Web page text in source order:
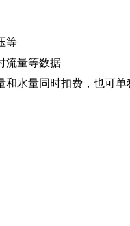
等
流量等数据
和水量同时扣费，也可单